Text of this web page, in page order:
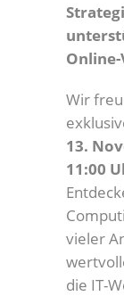
Wir
13.
11:00
vieler
die IT-